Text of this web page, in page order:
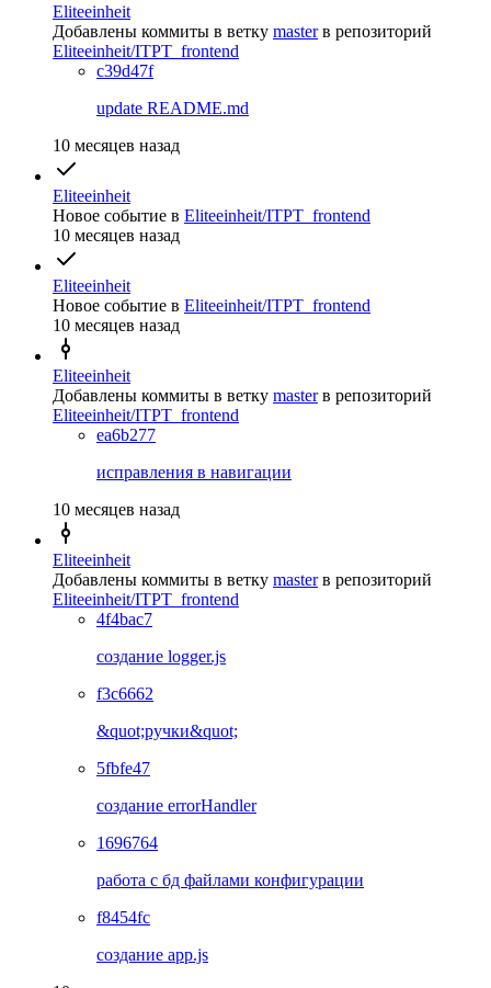
Eliteeinheit
Добавлены коммиты в ветку master в репозиторий
Eliteeinheit/ITPT_frontend
c39d47f
update README.md
10 месяцев назад
Eliteeinheit
Новое событие в Eliteeinheit/ITPT_frontend
10 месяцев назад
Eliteeinheit
Новое событие в Eliteeinheit/ITPT_frontend
10 месяцев назад
Eliteeinheit
Добавлены коммиты в ветку master в репозиторий
Eliteeinheit/ITPT_frontend
ea6b277
исправления в навигации
10 месяцев назад
Eliteeinheit
Добавлены коммиты в ветку master в репозиторий
Eliteeinheit/ITPT_frontend
4f4bac7
создание logger.js
f3c6662
&quot;ручки&quot;
5fbfe47
создание errorHandler
1696764
работа с бд файлами конфигурации
f8454fc
создание app.js